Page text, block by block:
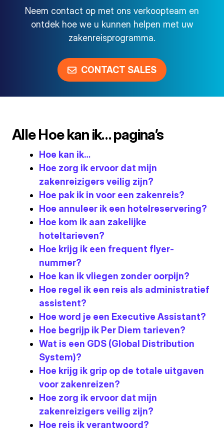
Neem contact op met ons verkoopteam en
ontdek hoe we u kunnen helpen met uw
zakenreisprogramma.
CONTACT SALES
Alle Hoe kan ik… pagina’s
Hoe kan ik…
Hoe zorg ik ervoor dat mijn
zakenreizigers veilig zijn?
Hoe pak ik in voor een zakenreis?
Hoe annuleer ik een hotelreservering?
Hoe kom ik aan zakelijke
hoteltarieven?
Hoe krijg ik een frequent flyer-
nummer?
Hoe kan ik vliegen zonder oorpijn?
Hoe regel ik een reis als administratief
assistent?
Hoe word je een Executive Assistant?
Hoe begrijp ik Per Diem tarieven?
Wat is een GDS (Global Distribution
System)?
Hoe krijg ik grip op de totale uitgaven
voor zakenreizen?
Hoe zorg ik ervoor dat mijn
zakenreizigers veilig zijn?
Hoe reis ik verantwoord?